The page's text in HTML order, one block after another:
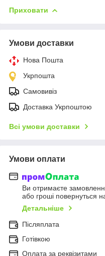
Приховати
Умови доставки
Нова Пошта
Укрпошта
Самовивіз
Доставка Укрпоштою
Всі умови доставки
Умови оплати
Ви отримаєте
або гроші повернуться
Детальніше
Післяплата
Готівкою
Оплата за реквізитами